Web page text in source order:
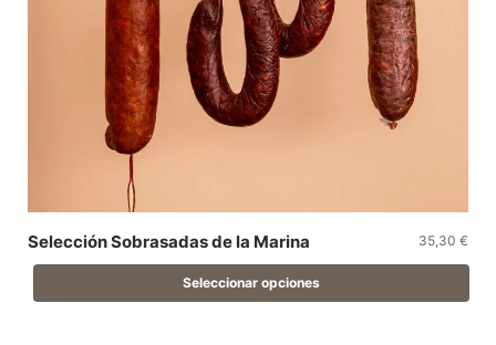
Selección Sobrasadas de la Marina 35,30 €
Seleccionar opciones